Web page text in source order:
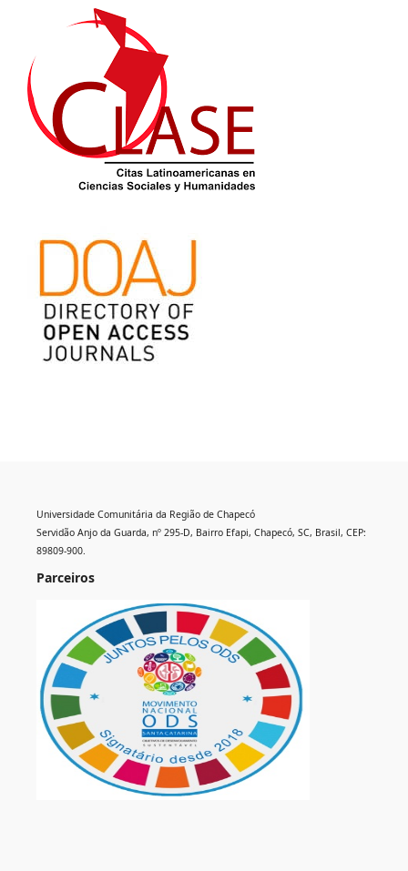
Universidade Comunitária da Região de Chapecó
Servidão Anjo da Guarda, nº 295-D, Bairro Efapi, Chapecó, SC, Brasil, CEP:
89809-900.
Parceiros